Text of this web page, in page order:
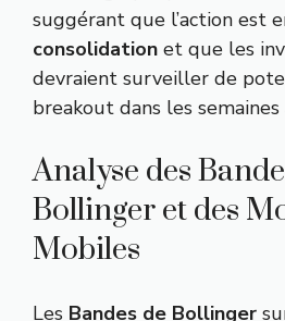
suggérant que l’action est
consolidation et que les
devraient surveiller de
breakout dans les semaines
Analyse des
Bollinger et des
Mobiles
Les Bandes de Bollinger